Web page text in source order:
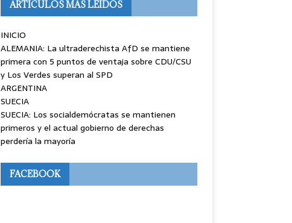
ARTÍCULOS MÁS LEÍDOS
INICIO
ALEMANIA: La ultraderechista AfD se mantiene
primera con 5 puntos de ventaja sobre CDU/CSU
y Los Verdes superan al SPD
ARGENTINA
SUECIA
SUECIA: Los socialdemócratas se mantienen
primeros y el actual gobierno de derechas
perdería la mayoría
FACEBOOK